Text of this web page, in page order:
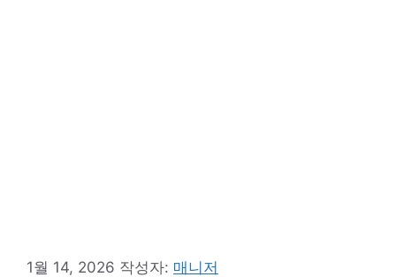
1월 14, 2026 작성자: 매니저